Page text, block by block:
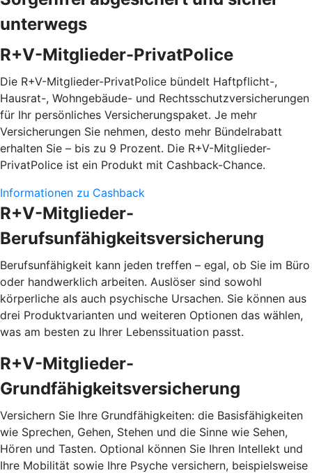
unterwegs
R+V-Mitglieder-PrivatPolice
Die R+V-Mitglieder-PrivatPolice bündelt Haftpflicht-,
Hausrat-, Wohngebäude- und Rechtsschutzversicherungen
für Ihr persönliches Versicherungspaket. Je mehr
Versicherungen Sie nehmen, desto mehr Bündelrabatt
erhalten Sie – bis zu 9 Prozent. Die R+V-Mitglieder-
PrivatPolice ist ein Produkt mit Cashback-Chance.
Informationen zu Cashback
R+V-Mitglieder-
Berufsunfähigkeitsversicherung
Berufsunfähigkeit kann jeden treffen – egal, ob Sie im Büro
oder handwerklich arbeiten. Auslöser sind sowohl
körperliche als auch psychische Ursachen. Sie können aus
drei Produktvarianten und weiteren Optionen das wählen,
was am besten zu Ihrer Lebenssituation passt.
R+V-Mitglieder-
Grundfähigkeitsversicherung
Versichern Sie Ihre Grundfähigkeiten: die Basisfähigkeiten
wie Sprechen, Gehen, Stehen und die Sinne wie Sehen,
Hören und Tasten. Optional können Sie Ihren Intellekt und
Ihre Mobilität sowie Ihre Psyche versichern, beispielsweise